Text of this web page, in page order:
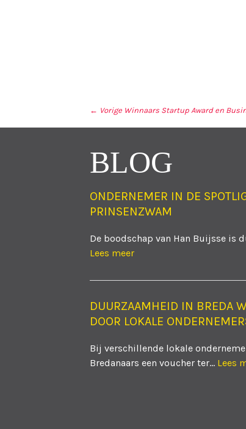
BERICHT
← Vorige Winnaars Startup Award en
BLOG
ONDERNEMER IN DE
PRINSENZWAM
De boodschap van Han Buijsse is
Lees meer
DUURZAAMHEID IN BREDA
DOOR LOKALE
Bij verschillende lokale
Bredanaars een voucher ter... Lees